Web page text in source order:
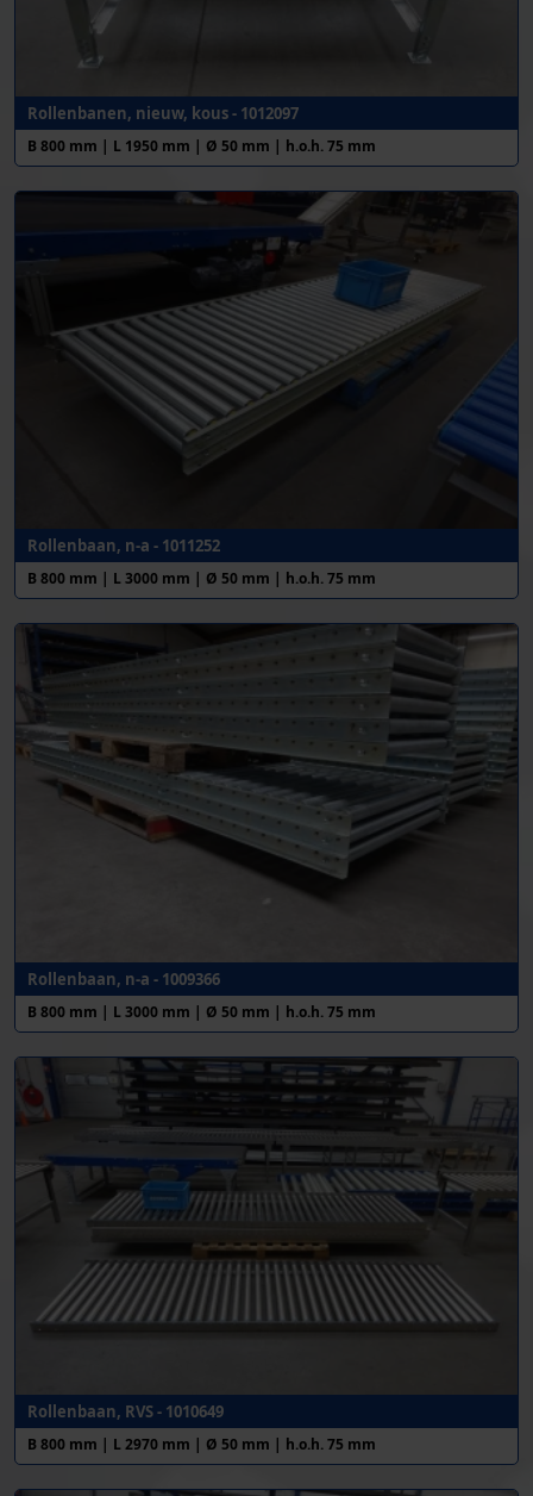
Rollenbanen, nieuw, kous - 1012097
B 800 mm | L 1950 mm | Ø 50 mm | h.o.h. 75 mm
Rollenbaan, n-a - 1011252
B 800 mm | L 3000 mm | Ø 50 mm | h.o.h. 75 mm
Rollenbaan, n-a - 1009366
B 800 mm | L 3000 mm | Ø 50 mm | h.o.h. 75 mm
Rollenbaan, RVS - 1010649
B 800 mm | L 2970 mm | Ø 50 mm | h.o.h. 75 mm